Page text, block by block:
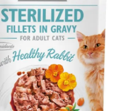
8. acana
9. recompense caini
10. brit caini